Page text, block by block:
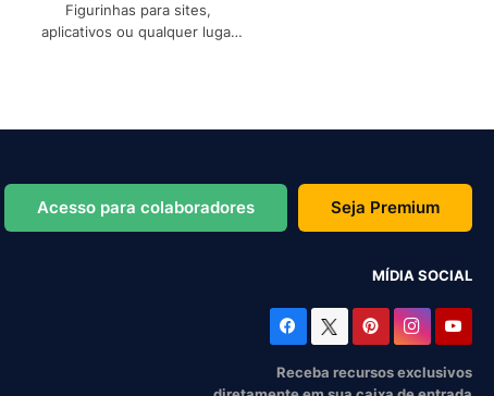
Figurinhas para sites,
aplicativos ou qualquer lugar
Acesso para colaboradores Seja Premium
MÍDIA SOCIAL
Receba recursos exclusivos